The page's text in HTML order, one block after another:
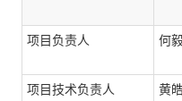
项目负责人 何
项目技术负责人 黄